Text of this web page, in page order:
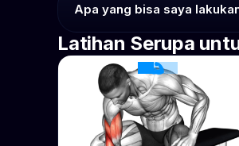
Apa yang bisa saya
Latihan Serupa